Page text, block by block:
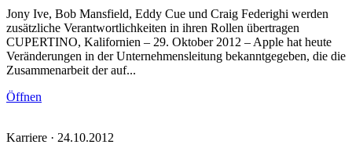
Jony Ive, Bob Mansfield, Eddy Cue und Craig Federighi werden
zusätzliche Verantwortlichkeiten in ihren Rollen übertragen
CUPERTINO, Kalifornien – 29. Oktober 2012 – Apple hat heute
Veränderungen in der Unternehmensleitung bekanntgegeben, die die
Zusammenarbeit der auf...
Öffnen
Karriere · 24.10.2012